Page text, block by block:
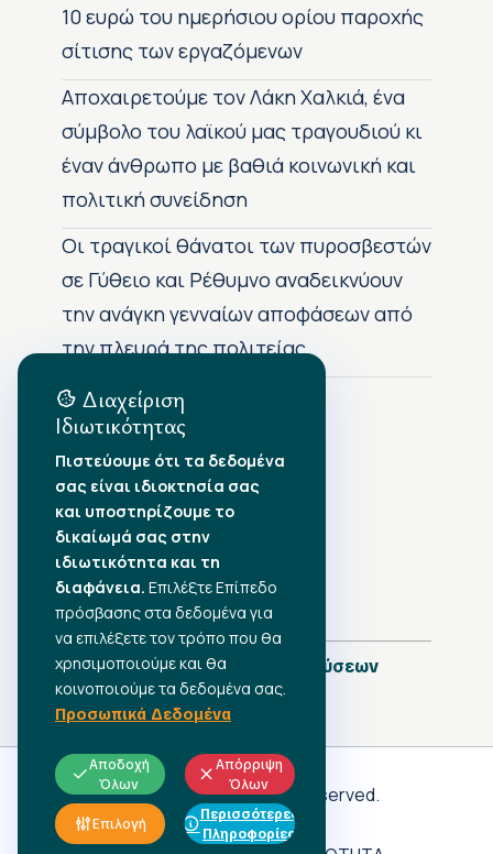
10 ευρώ του ημερήσιου ορίου παροχής
σίτισης των εργαζόμενων
Αποχαιρετούμε τον Λάκη Χαλκιά, ένα
σύμβολο του λαϊκού μας τραγουδιού κι
έναν άνθρωπο με βαθιά κοινωνική και
πολιτική συνείδηση
Οι τραγικοί θάνατοι των πυροσβεστών
σε Γύθειο και Ρέθυμνο αναδεικνύουν
την ανάγκη γενναίων αποφάσεων από
την πλευρά της πολιτείας
Αρχείο Δημοσιεύσεων
•Αύγουστος 2026
•Ιούλιος 2026
•Ιούνιος 2026
•Μάιος 2026
•Απρίλιος 2026
•Μάρτιος 2026
Πλήρες Ημερολόγιο Δημοσιεύσεων
Γ.Σ.Ε.Ε
© 2026 All rights reserved.
ΠΡΟΣΩΠΙΚΑ ΔΕΔΟΜΕΝΑ
Διαχείριση
Ιδιωτικότητας
Πιστεύουμε ότι τα δεδομένα
σας είναι ιδιοκτησία σας
και υποστηρίζουμε το
δικαίωμά σας στην
ιδιωτικότητα και τη
διαφάνεια. Επιλέξτε Επίπεδο
πρόσβασης στα δεδομένα για
να επιλέξετε τον τρόπο που θα
χρησιμοποιούμε και θα
κοινοποιούμε τα δεδομένα σας.
Προσωπικά Δεδομένα
Αποδοχή
Όλων
Απόρριψη
Όλων
Επιλογή
Περισσότερες
Πληροφορίες